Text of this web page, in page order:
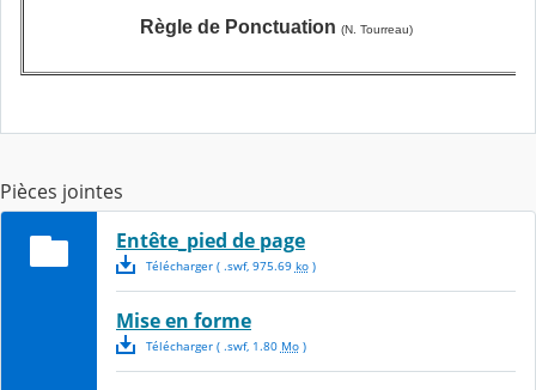
Règle de Ponctuation (N. Tourreau)
Pièces jointes
Entête_pied de page
Télécharger( .swf, 975.69 ko)
Mise en forme
Télécharger( .swf, 1.80 Mo)